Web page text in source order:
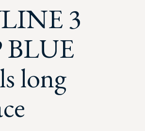
3
BLUE
long